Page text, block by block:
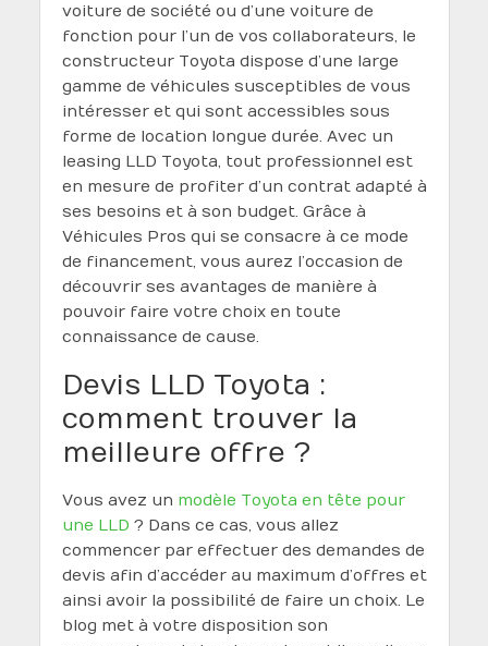
voiture de société ou d’une voiture de
fonction pour l’un de vos collaborateurs, le
constructeur Toyota dispose d’une large
gamme de véhicules susceptibles de vous
intéresser et qui sont accessibles sous
forme de location longue durée. Avec un
leasing LLD Toyota, tout professionnel est
en mesure de profiter d’un contrat adapté à
ses besoins et à son budget. Grâce à
Véhicules Pros qui se consacre à ce mode
de financement, vous aurez l’occasion de
découvrir ses avantages de manière à
pouvoir faire votre choix en toute
connaissance de cause.
Devis LLD Toyota :
comment trouver la
meilleure offre ?
Vous avez un modèle Toyota en tête pour
une LLD ? Dans ce cas, vous allez
commencer par effectuer des demandes de
devis afin d’accéder au maximum d’offres et
ainsi avoir la possibilité de faire un choix. Le
blog met à votre disposition son